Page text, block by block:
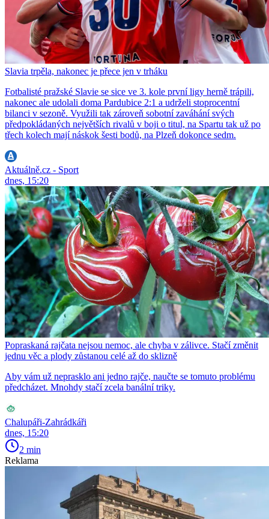
Slavia trpěla, nakonec je přece jen v trháku
Fotbalisté pražské Slavie se sice ve 3. kole první ligy herně trápili,
nakonec ale udolali doma Pardubice 2:1 a udrželi stoprocentní
bilanci v sezoně. Využili tak zároveň sobotní zaváhání svých
předpokládaných největších rivalů v boji o titul, na Spartu tak už po
třech kolech mají náskok šesti bodů, na Plzeň dokonce sedm.
Aktuálně.cz - Sport
dnes, 15:20
Popraskaná rajčata nejsou nemoc, ale chyba v zálivce. Stačí změnit
jednu věc a plody zůstanou celé až do sklizně
Aby vám už neprasklo ani jedno rajče, naučte se tomuto problému
předcházet. Mnohdy stačí zcela banální triky.
Chalupáři-Zahrádkáři
dnes, 15:20
2 min
Reklama